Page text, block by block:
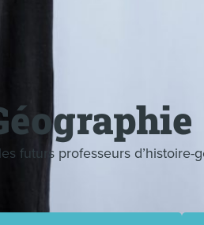
futurs professeurs